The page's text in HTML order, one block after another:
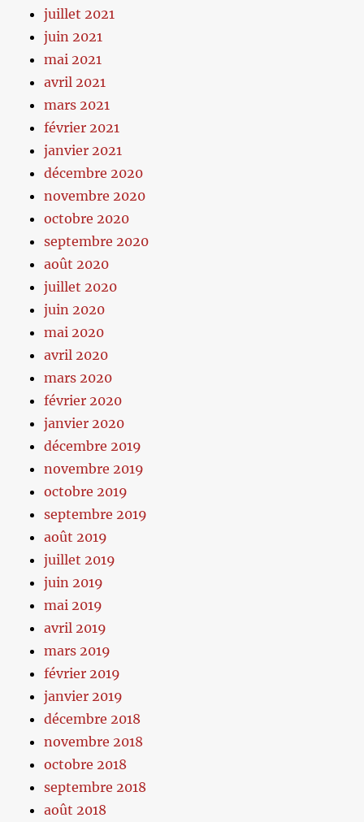
juillet 2021
juin 2021
mai 2021
avril 2021
mars 2021
février 2021
janvier 2021
décembre 2020
novembre 2020
octobre 2020
septembre 2020
août 2020
juillet 2020
juin 2020
mai 2020
avril 2020
mars 2020
février 2020
janvier 2020
décembre 2019
novembre 2019
octobre 2019
septembre 2019
août 2019
juillet 2019
juin 2019
mai 2019
avril 2019
mars 2019
février 2019
janvier 2019
décembre 2018
novembre 2018
octobre 2018
septembre 2018
août 2018